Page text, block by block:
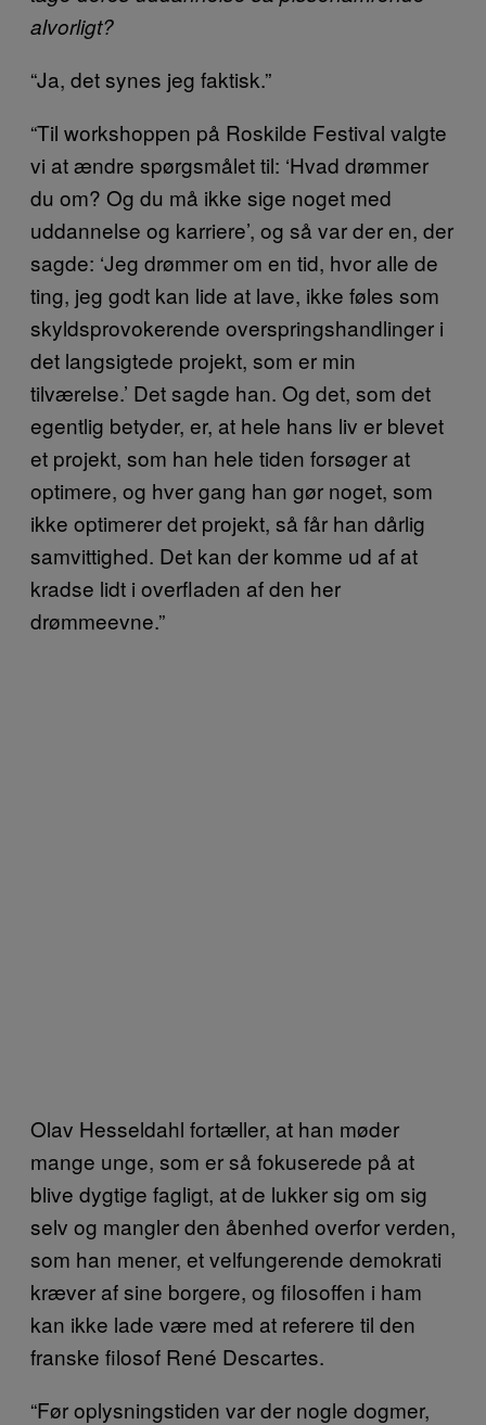
alvorligt?
“Ja, det synes jeg faktisk.”
“Til workshoppen på Roskilde Festival valgte
vi at ændre spørgsmålet til: ‘Hvad drømmer
du om? Og du må ikke sige noget med
uddannelse og karriere’, og så var der en, der
sagde: ‘Jeg drømmer om en tid, hvor alle de
ting, jeg godt kan lide at lave, ikke føles som
skyldsprovokerende overspringshandlinger i
det langsigtede projekt, som er min
tilværelse.’ Det sagde han. Og det, som det
egentlig betyder, er, at hele hans liv er blevet
et projekt, som han hele tiden forsøger at
optimere, og hver gang han gør noget, som
ikke optimerer det projekt, så får han dårlig
samvittighed. Det kan der komme ud af at
kradse lidt i overfladen af den her
drømmeevne.”
Olav Hesseldahl fortæller, at han møder
mange unge, som er så fokuserede på at
blive dygtige fagligt, at de lukker sig om sig
selv og mangler den åbenhed overfor verden,
som han mener, et velfungerende demokrati
kræver af sine borgere, og filosoffen i ham
kan ikke lade være med at referere til den
franske filosof René Descartes.
“Før oplysningstiden var der nogle dogmer,